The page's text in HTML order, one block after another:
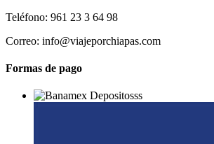
Teléfono: 961 23 3 64 98
Correo: info@viajeporchiapas.com
Formas de pago